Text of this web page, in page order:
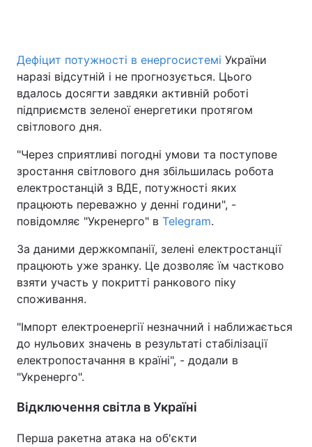
Дефіцит потужності в енергосистемі України
наразі відсутній і не прогнозується. Цього
вдалось досягти завдяки активній роботі
підприємств зеленої енергетики протягом
світлового дня.
"Через сприятливі погодні умови та поступове
зростання світлового дня збільшилась робота
електростанцій з ВДЕ, потужності яких
працюють переважно у денні години", -
повідомляє "Укренерго" в Telegram.
За даними держкомпанії, зелені електростанції
працюють уже зранку. Це дозволяє їм частково
взяти участь у покритті ранкового піку
споживання.
"Імпорт електроенергії незначний і наближається
до нульових значень в результаті стабілізації
електропостачання в країні", - додали в
"Укренерго".
Відключення світла в Україні
Перша ракетна атака на об'єкти